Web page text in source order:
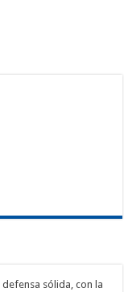
sólida, con la